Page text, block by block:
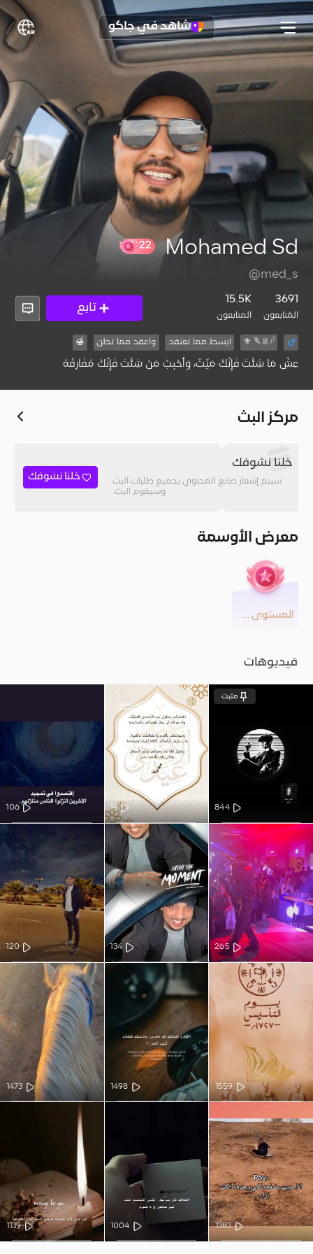
شاهد في جاكو
Mohamed Sd
@med_s
3691
المُتابعون
15.5K
المتابعون
تابع
𓆰♕𓆪 ⚜ ابسط مما تعتقد واعقد مما تظن 🍯
عِشْ مَا شِئْتَ فَإِنَّكَ مَيِّتٌ، وَأَحْبِبْ مَنْ شِئْتَ فَإِنَّكَ مُفَارِقُهُ
مركز البث
خلنا نشوفك
سيتم إشعار صانع المحتوى بجميع طلبات البث
وسيقوم البث.
خلنا نشوفك
معرض الأوسمة
المستوى 22
فيديوهات
844
مثبت
14
106
265
134
120
1559
1498
1473
1383
1004
1139